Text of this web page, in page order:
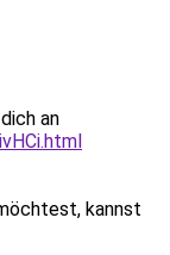
an
kannst